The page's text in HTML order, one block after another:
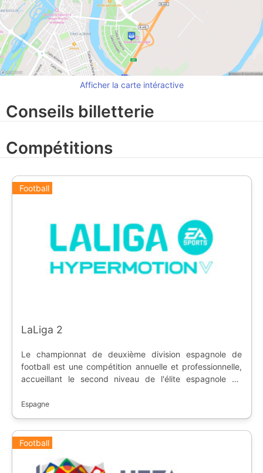
Afficher la carte intéractive
Conseils billetterie
Compétitions
Football
LaLiga 2
Le championnat de deuxième division espagnole de
football est une compétition annuelle et professionnelle,
accueillant le second niveau de l'élite espagnole de
meilleures équipes d'atteindre la première division, et les
clubs participent à la Coupe du Roi, permettant de jouer
l'UEFA Europa League.
Espagne
Football